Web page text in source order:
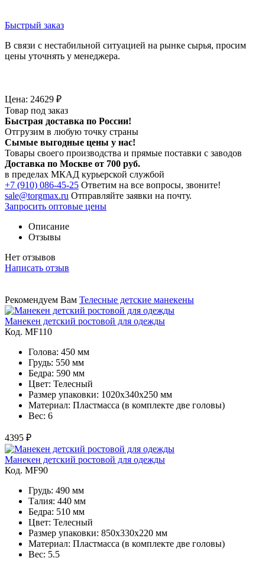
Быстрый заказ
В связи с нестабильной ситуацией на рынке сырья, просим
цены уточнять у менеджера.
Цена: 24629 ₽
Товар под заказ
Быстрая доставка по России!
Отгрузим в любую точку страны
Сымые выгодные цены у нас!
Товары своего производства и прямые поставки с заводов
Доставка по Москве от 700 руб.
в пределах МКАД курьерской службой
+7 (910) 086-45-25 Ответим на все вопросы, звоните!
sale@torgmax.ru Отправляйте заявки на почту.
Запросить оптовые цены
Описание
Отзывы
Нет отзывов
Написать отзыв
Рекомендуем Вам Телесные детские манекены
Манекен детский ростовой для одежды
Код. MF110
Голова: 450 мм
Грудь: 550 мм
Бедра: 590 мм
Цвет: Телесный
Размер упаковки: 1020x340x250 мм
Материал: Пластмасса (в комплекте две головы)
Вес: 6
4395 ₽
Манекен детский ростовой для одежды
Код. MF90
Грудь: 490 мм
Талия: 440 мм
Бедра: 510 мм
Цвет: Телесный
Размер упаковки: 850х330х220 мм
Материал: Пластмасса (в комплекте две головы)
Вес: 5.5